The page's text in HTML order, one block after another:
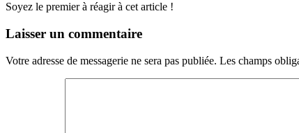
Soyez le premier à réagir à cet article !
Laisser un commentaire
Votre adresse de messagerie ne sera pas publiée. Les champs